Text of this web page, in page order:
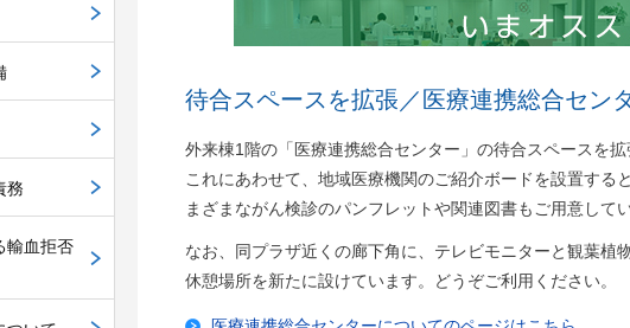
待合スペースを拡張／医療連携総合セン
外来棟1階の「医療連携総合センター」の待合スペースを拡
これにあわせて、地域医療機関のご紹介ボードを設置する
まざまながん検診のパンフレットや関連図書もご用意してい
なお、同プラザ近くの廊下角に、テレビモニターと観葉植
休憩場所を新たに設けています。どうぞご利用ください。
務
輸血拒否